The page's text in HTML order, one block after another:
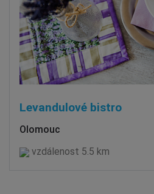
Levandulové bistro
Olomouc
vzdálenost 5.5 km